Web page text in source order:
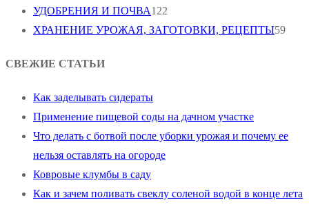
УДОБРЕНИЯ И ПОЧВА122
ХРАНЕНИЕ УРОЖАЯ, ЗАГОТОВКИ, РЕЦЕПТЫ59
СВЕЖИЕ СТАТЬИ
Как заделывать сидераты
Применение пищевой соды на дачном участке
Что делать с ботвой после уборки урожая и почему ее
нельзя оставлять на огороде
Ковровые клумбы в саду
Как и зачем поливать свеклу соленой водой в конце лета